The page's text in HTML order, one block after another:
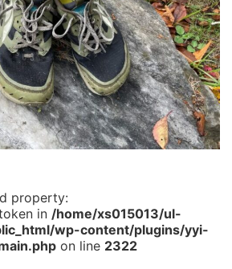
property:
in /home/xs015013/ul-
wp-content/plugins/yyi-
on line 2322